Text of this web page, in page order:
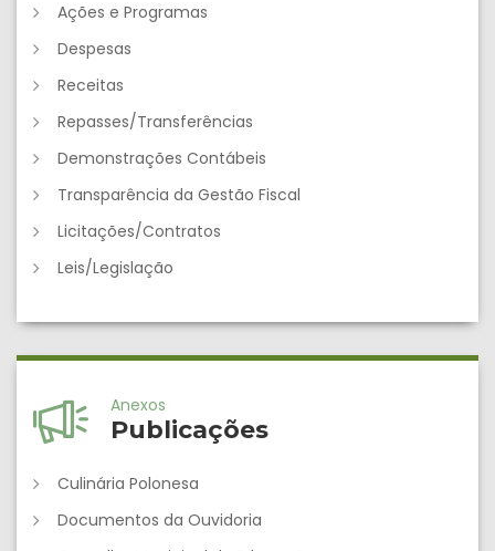
Ações e Programas
Despesas
Receitas
Repasses/Transferências
Demonstrações Contábeis
Transparência da Gestão Fiscal
Licitações/Contratos
Leis/Legislação
Anexos
Publicações
Culinária Polonesa
Documentos da Ouvidoria